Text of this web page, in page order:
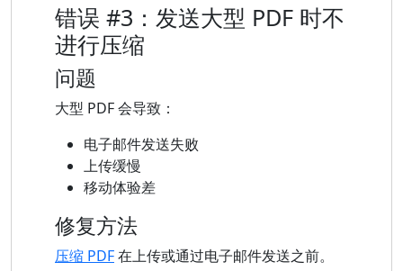
错误 #3：发送大型 PDF 时不
进行压缩
问题
大型 PDF 会导致：
电子邮件发送失败
上传缓慢
移动体验差
修复方法
压缩 PDF在上传或通过电子邮件发送之前。